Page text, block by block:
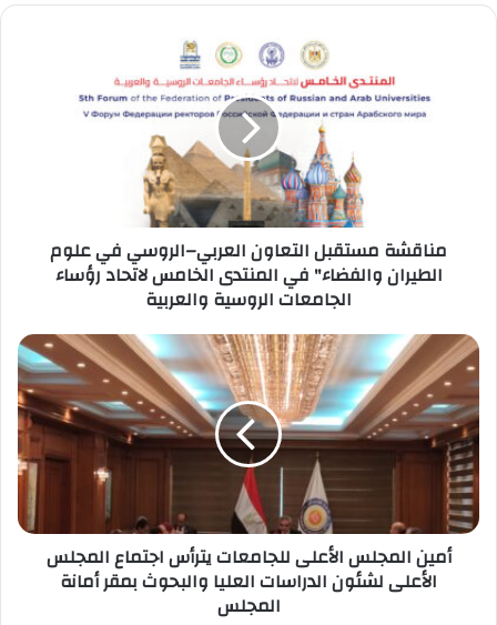
المنتدى
رؤساء
الجامعات
الروسية
والعربية
مناقشة مستقبل التعاون العربي–الروسي في علوم
الطيران والفضاء" في المنتدى الخامس لاتحاد رؤساء
الجامعات الروسية والعربية
أمين
المجلس
الأعلى
للجامعات
يترأس
اجتماع
المجلس
الأعلى
لشئون
الدراسات
أمين المجلس الأعلى للجامعات يترأس اجتماع المجلس
الأعلى لشئون الدراسات العليا والبحوث بمقر أمانة
المجلس